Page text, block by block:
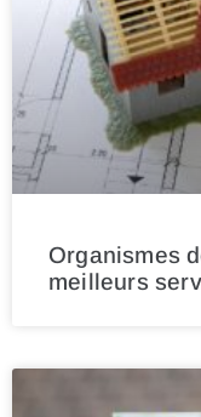
Organismes
meilleurs